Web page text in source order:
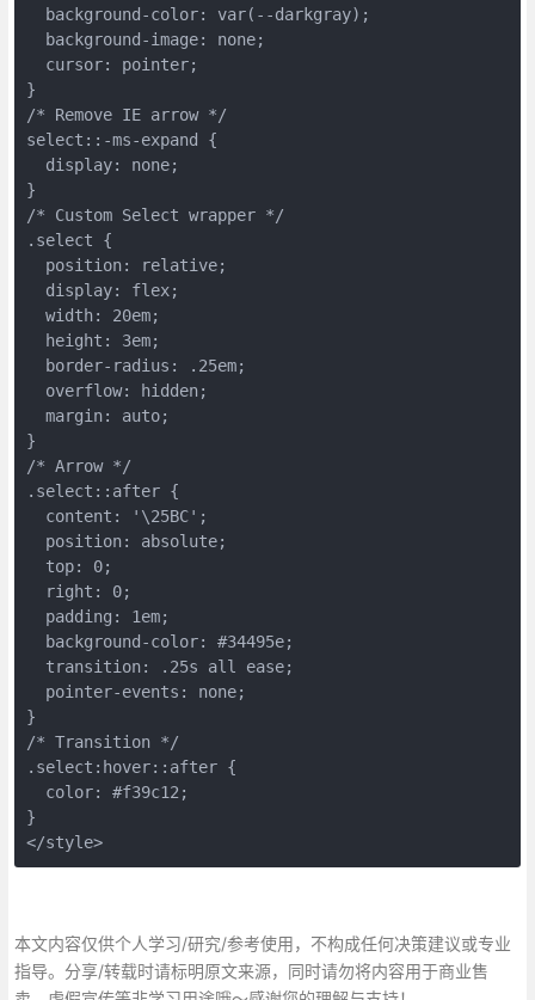
  background-color: var(--darkgray);
  background-image: none;
  cursor: pointer;
}
/* Remove IE arrow */
select::-ms-expand {
  display: none;
}
/* Custom Select wrapper */
.select {
  position: relative;
  display: flex;
  width: 20em;
  height: 3em;
  border-radius: .25em;
  overflow: hidden;
  margin: auto;
}
/* Arrow */
.select::after {
  content: '\25BC';
  position: absolute;
  top: 0;
  right: 0;
  padding: 1em;
  background-color: #34495e;
  transition: .25s all ease;
  pointer-events: none;
}
/* Transition */
.select:hover::after {
  color: #f39c12;
}
</style>
本文内容仅供个人学习/研究/参考使用，不构成任何决策建议或专业
指导。分享/转载时请标明原文来源，同时请勿将内容用于商业售